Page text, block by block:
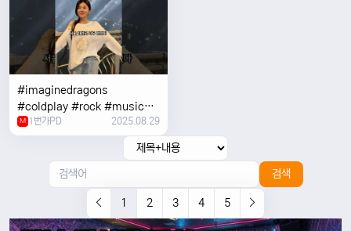
#imaginedragons
#coldplay #rock #music
#concert
M 1번가PD 2025.08.29
검색
1 2 3 4 5